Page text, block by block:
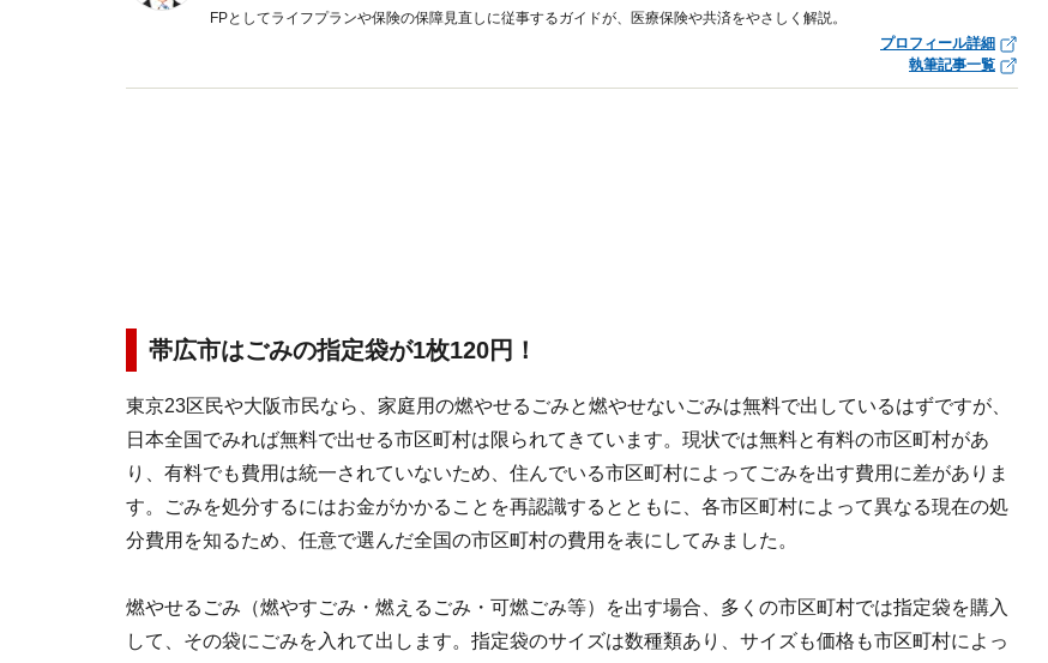
FPとしてライフプランや保険の保障見直しに従事するガイドが、医療保険や共済をやさしく解説。
プロフィール詳細
執筆記事一覧
帯広市はごみの指定袋が1枚120円！
東京23区民や大阪市民なら、家庭用の燃やせるごみと燃やせないごみは無料で出しているはずですが、
日本全国でみれば無料で出せる市区町村は限られてきています。現状では無料と有料の市区町村があ
り、有料でも費用は統一されていないため、住んでいる市区町村によってごみを出す費用に差がありま
す。ごみを処分するにはお金がかかることを再認識するとともに、各市区町村によって異なる現在の処
分費用を知るため、任意で選んだ全国の市区町村の費用を表にしてみました。
燃やせるごみ（燃やすごみ・燃えるごみ・可燃ごみ等）を出す場合、多くの市区町村では指定袋を購入
して、その袋にごみを入れて出します。指定袋のサイズは数種類あり、サイズも価格も市区町村によっ